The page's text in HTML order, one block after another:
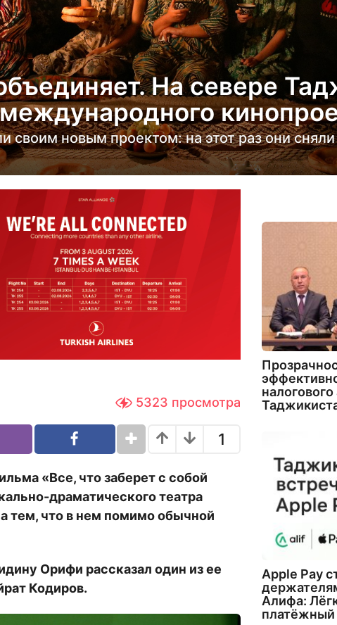
На севере
своим новым проектом: на этот раз они
5323 просмотра
1
«Все, что заберет с собой
драматического театра
тем, что в нем помимо обычной
Орифи рассказал один из ее
Кодиров.
Apple Pay
Алифа:
платёжный